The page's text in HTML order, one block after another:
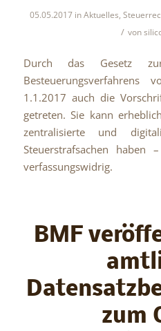
05.05.2017 inAktuelles,
/ von
Durch das Gesetz
1.1.2017 auch die
getreten. Sie kann
zentralisierte und
Steuerstrafsachen haben
verfassungswidrig.
BMF
zum